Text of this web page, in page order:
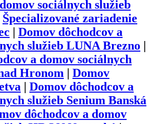
sociálnych služieb
Špecializované zariadenie
Domov dôchodcov a
služieb LUNA Brezno
a domov sociálnych
Hronom
Domov
Domov dôchodcov a
služieb Senium Banská
dôchodcov a domov